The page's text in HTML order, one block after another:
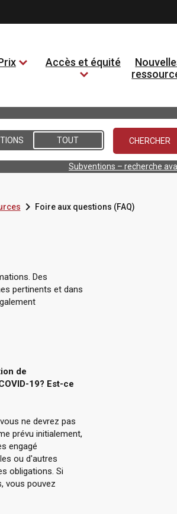
Accès et équité
TOUT
Subventions – recherche
 Foire aux questions (FAQ)
Des
pertinents et dans
de
19? Est-ce
ne devrez pas
prévu initialement,
engagé
ou d'autres
obligations. Si
vous pouvez